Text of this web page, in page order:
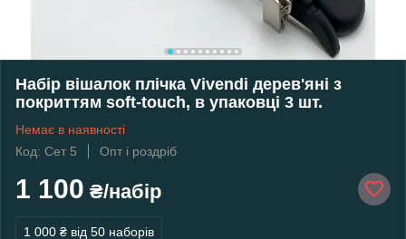
Набір вішалок плічка Vivendi дерев'яні з
покриттям soft-touch, в упаковці 3 шт.
Немає в наявності
Код: Сет 5
Опт і роздріб
1 100 ₴/набір
1 000 ₴ від 50 наборів